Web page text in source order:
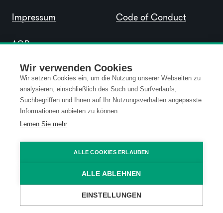
Wir verwenden Cookies
Wir setzen Cookies ein, um die Nutzung unserer Webseiten zu
analysieren, einschließlich des Such und Surfverlaufs,
Suchbegriffen und Ihnen auf Ihr Nutzungsverhalten angepasste
Informationen anbieten zu können.
Lernen Sie mehr
ALLE COOKIES ERLAUBEN
ALLE ABLEHNEN
EINSTELLUNGEN
Impressum
AGB
Code of Conduct